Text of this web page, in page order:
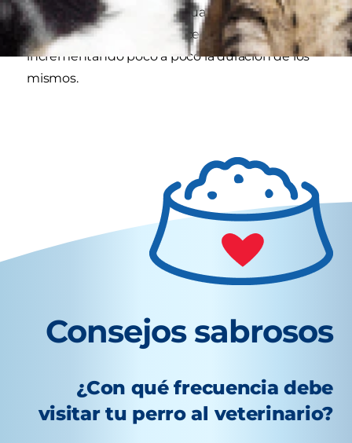
déjale explorar el interior. Cuando se haya
acostumbrado puedes hacer viajes cortos,
incrementando poco a poco la duración de los
mismos.
Consejos sabrosos
¿Con qué frecuencia debe
visitar tu perro al veterinario?